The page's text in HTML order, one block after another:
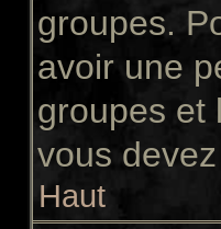
groupes.
avoir une
groupes et
vous
Haut